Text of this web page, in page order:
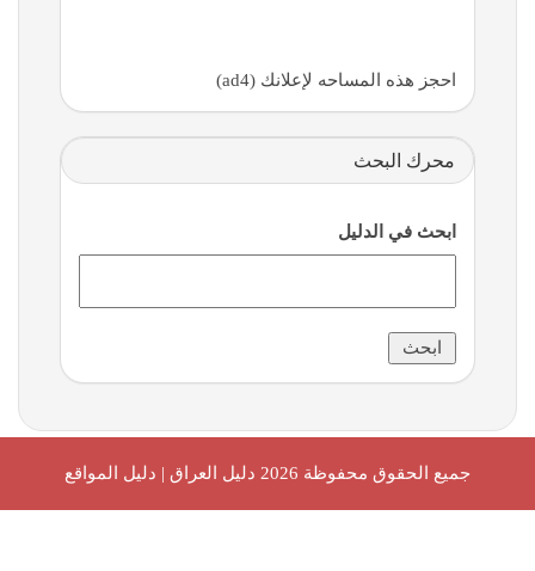
احجز هذه المساحه لإعلانك (ad4)
محرك البحث
ابحث في الدليل
جميع الحقوق محفوظة 2026 دليل العراق | دليل المواقع